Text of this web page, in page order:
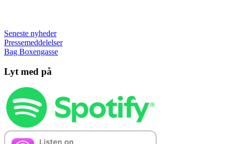
Seneste nyheder
Pressemeddelelser
Bag Boxengasse
Lyt med på